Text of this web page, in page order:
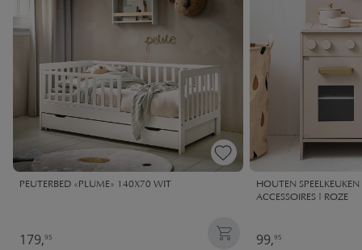
PEUTERBED «PLUME» 140X70 WIT
179,95
HOUTEN
ACCESSOIRES | ROZE
99,95